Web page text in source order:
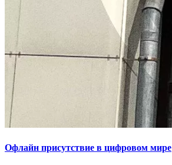
Офлайн присутствие в цифровом мире